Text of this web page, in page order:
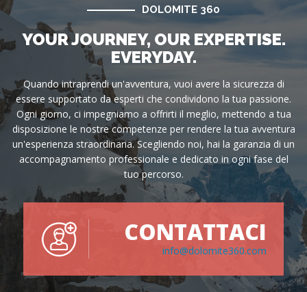
DOLOMITE 360
YOUR JOURNEY, OUR EXPERTISE.
EVERYDAY.
Quando intraprendi un'avventura, vuoi avere la sicurezza di
essere supportato da esperti che condividono la tua passione.
Ogni giorno, ci impegniamo a offrirti il meglio, mettendo a tua
disposizione le nostre competenze per rendere la tua avventura
un'esperienza straordinaria. Scegliendo noi, hai la garanzia di un
accompagnamento professionale e dedicato in ogni fase del
tuo percorso.
CONTATTACI
info@dolomite360.com